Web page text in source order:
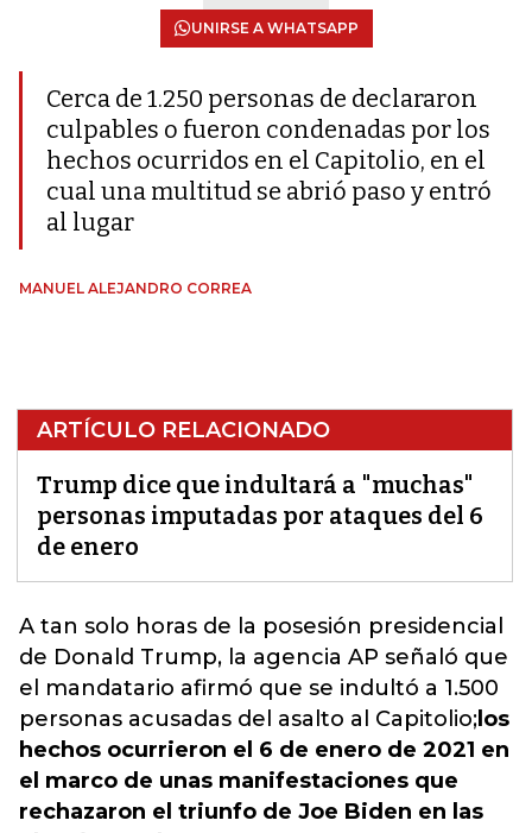
UNIRSE A WHATSAPP
Cerca de 1.250 personas de declararon
culpables o fueron condenadas por los
hechos ocurridos en el Capitolio, en el
cual una multitud se abrió paso y entró
al lugar
MANUEL ALEJANDRO CORREA
ARTÍCULO RELACIONADO
Trump dice que indultará a "muchas"
personas imputadas por ataques del 6
de enero
A tan solo horas de la posesión presidencial
de Donald Trump, la agencia AP señaló que
el mandatario afirmó que se indultó a 1.500
personas acusadas del asalto al Capitolio; los
hechos ocurrieron el 6 de enero de 2021 en
el marco de unas manifestaciones que
rechazaron el triunfo de Joe Biden en las